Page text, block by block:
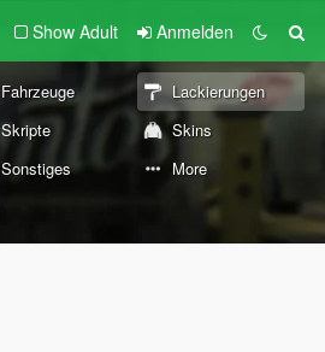
Show Adult Anmelden
Fahrzeuge
Lackierungen
Skripte
Skins
Sonstiges More